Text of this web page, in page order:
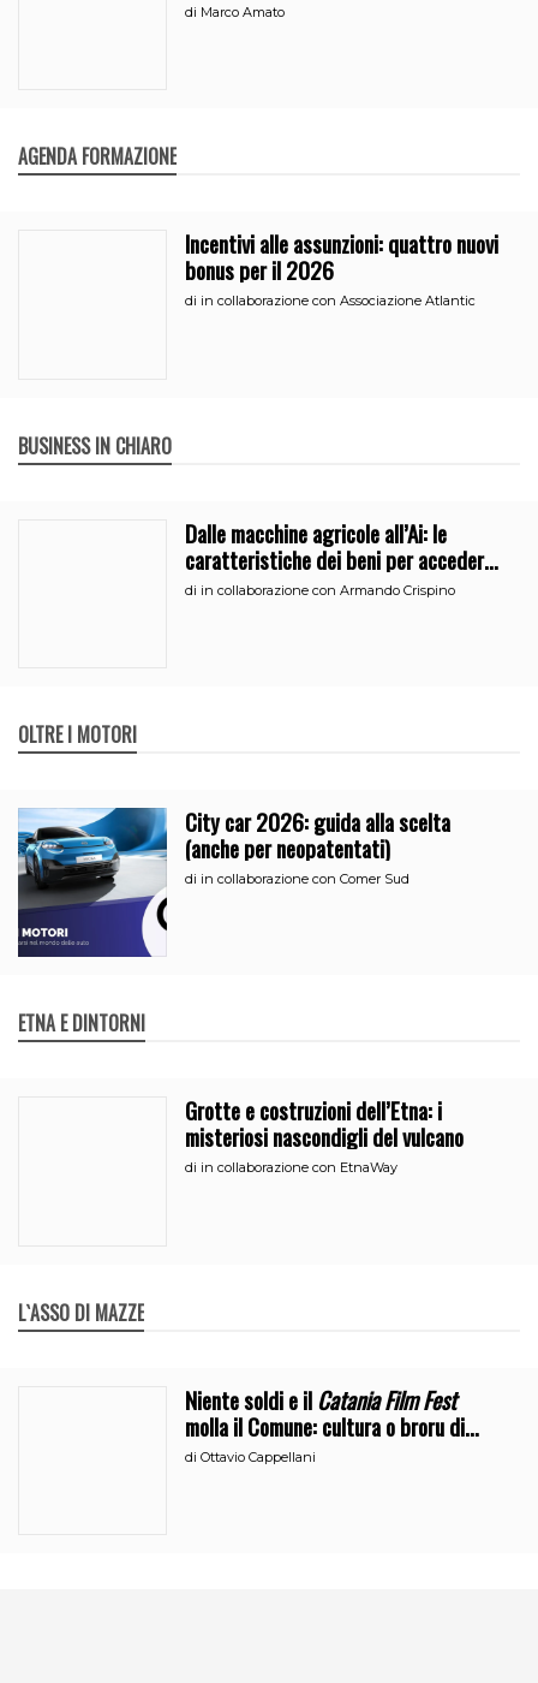
di Marco Amato
AGENDA FORMAZIONE
Incentivi alle assunzioni: quattro nuovi
bonus per il 2026
di in collaborazione con Associazione Atlantic
BUSINESS IN CHIARO
Dalle macchine agricole all’Ai: le
caratteristiche dei beni per accedere
all’iperammortamento
di in collaborazione con Armando Crispino
OLTRE I MOTORI
City car 2026: guida alla scelta
(anche per neopatentati)
di in collaborazione con Comer Sud
ETNA E DINTORNI
Grotte e costruzioni dell’Etna: i
misteriosi nascondigli del vulcano
di in collaborazione con EtnaWay
L`ASSO DI MAZZE
Niente soldi e ilCatania Film Fest
molla il Comune: cultura o broru di
ciciri?
diOttavio Cappellani